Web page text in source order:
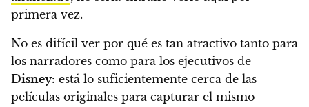
primera vez.
No es difícil ver por qué es tan atractivo tanto para
los narradores como para los ejecutivos de
Disney: está lo suficientemente cerca de las
películas originales para capturar el mismo